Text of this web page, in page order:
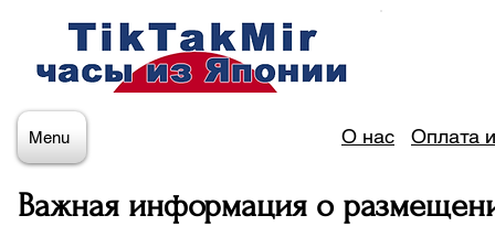
Menu О нас Оплата
Важная информация о